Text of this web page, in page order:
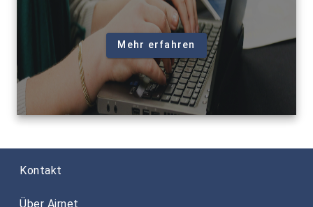
Mehr erfahren
Kontakt
Über Airnet